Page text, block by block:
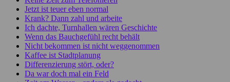
Jetzt ist teuer eben normal
Krank? Dann zahl und arbeite
Ich dachte, Turnhallen wären Geschichte
Wenn das Bauchgefühl recht behält
Nicht bekommen ist nicht weggenommen
Kaffee ist Stadtplanung
Differenzierung stört, oder?
Da war doch mal ein Feld